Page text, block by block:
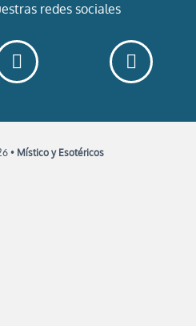
redes sociales
• Místico y Esotéricos